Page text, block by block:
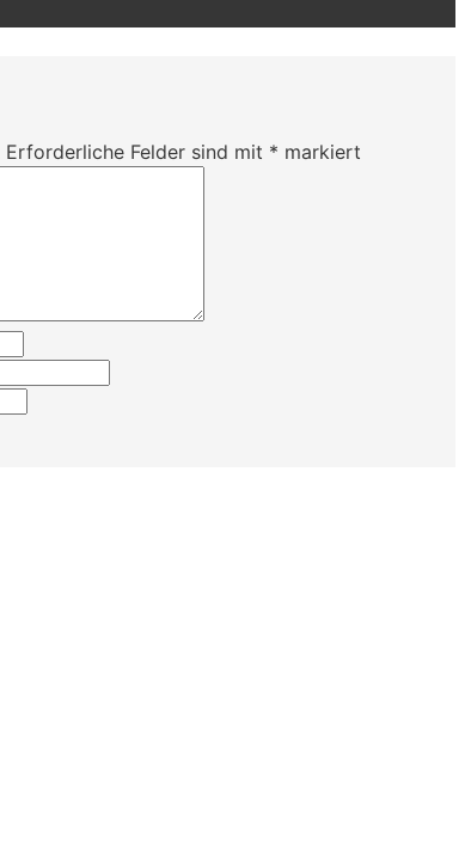
Erforderliche Felder sind mit * markiert